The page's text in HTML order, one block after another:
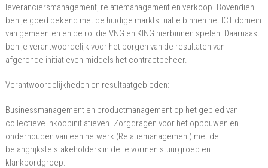
leveranciersmanagement, relatiemanagement en verkoop. Bovendien
ben je goed bekend met de huidige marktsituatie binnen het ICT domein
van gemeenten en de rol die VNG en KING hierbinnen spelen. Daarnaast
ben je verantwoordelijk voor het borgen van de resultaten van
afgeronde initiatieven middels het contractbeheer.
Verantwoordelijkheden en resultaatgebieden:
Businessmanagement en productmanagement op het gebied van
collectieve inkoopinitiatieven. Zorgdragen voor het opbouwen en
onderhouden van een netwerk (Relatiemanagement) met de
belangrijkste stakeholders in de te vormen stuurgroep en
klankbordgroep.